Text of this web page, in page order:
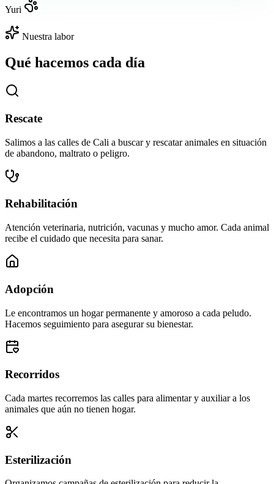
Yuri
Nuestra labor
Qué hacemos cada día
Rescate
Salimos a las calles de Cali a buscar y rescatar animales en situación
de abandono, maltrato o peligro.
Rehabilitación
Atención veterinaria, nutrición, vacunas y mucho amor. Cada animal
recibe el cuidado que necesita para sanar.
Adopción
Le encontramos un hogar permanente y amoroso a cada peludo.
Hacemos seguimiento para asegurar su bienestar.
Recorridos
Cada martes recorremos las calles para alimentar y auxiliar a los
animales que aún no tienen hogar.
Esterilización